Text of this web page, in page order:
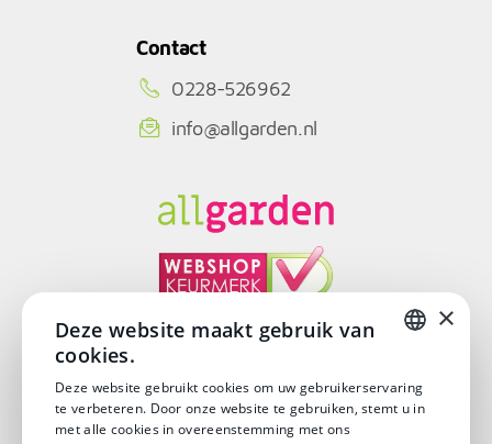
Contact
0228-526962
info@allgarden.nl
DUTCH
×
Deze website maakt gebruik van
cookies.
Deze website gebruikt cookies om uw gebruikerservaring
te verbeteren. Door onze website te gebruiken, stemt u in
met alle cookies in overeenstemming met ons